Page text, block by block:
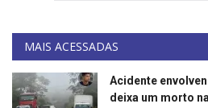
MAIS ACESSADAS
Acidente
deixa um morto